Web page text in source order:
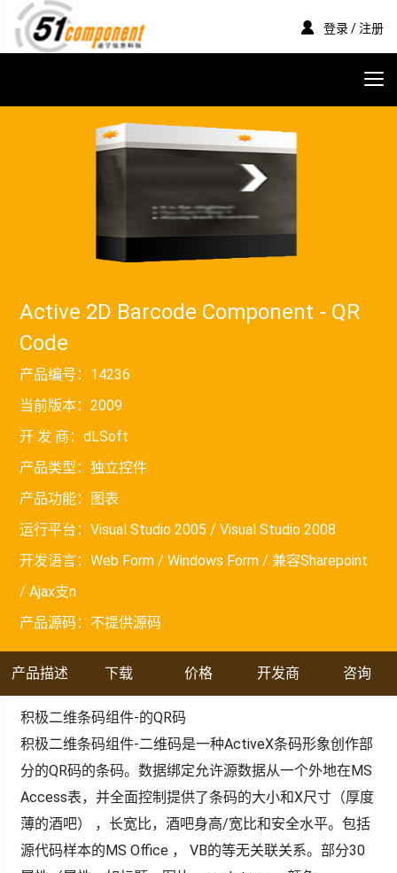
登录 / 注册
Active 2D Barcode Component - QR
Code
产品编号： 14236
当前版本：2009
开 发 商：dLSoft
产品类型：独立控件
产品功能： 图表
运行平台：Visual Studio 2005 / Visual Studio 2008
开发语言：Web Form / Windows Form / 兼容Sharepoint
/ Ajax支n
产品源码： 不提供源码
产品描述 下载 价格 开发商 咨询
积极二维条码组件-的QR码
积极二维条码组件-二维码是一种ActiveX条码形象创作部
分的QR码的条码。数据绑定允许源数据从一个外地在MS
Access表，并全面控制提供了条码的大小和X尺寸（厚度
薄的酒吧） ，长宽比，酒吧身高/宽比和安全水平。包括
源代码样本的MS Office ， VB的等无关联关系。部分30